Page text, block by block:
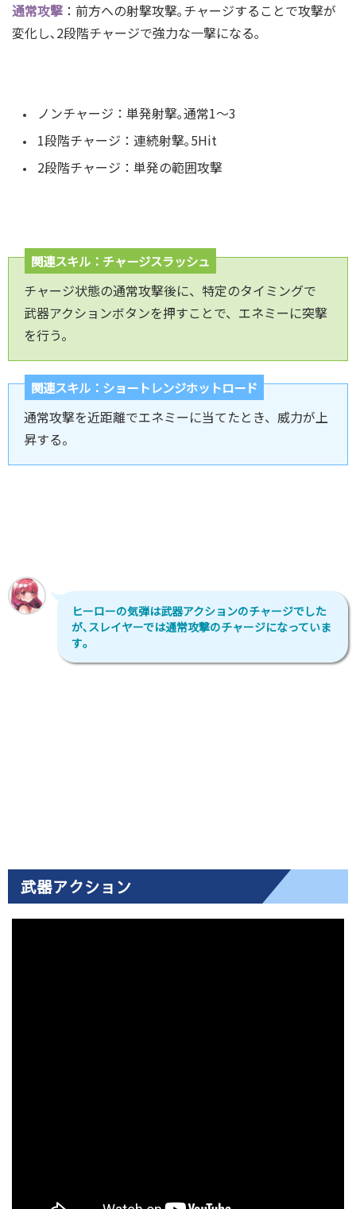
通常攻撃 ：前方への射撃攻撃｡チャージすることで攻撃が
変化し､2段階チャージで強力な一撃になる｡
ノンチャージ：単発射撃｡通常1～3
1段階チャージ：連続射撃｡5Hit
2段階チャージ：単発の範囲攻撃
関連スキル：チャージスラッシュ
チャージ状態の通常攻撃後に、特定のタイミングで
武器アクションボタンを押すことで、エネミーに突撃
を行う。
関連スキル：ショートレンジホットロード
通常攻撃を近距離でエネミーに当てたとき、威力が上
昇する。
ヒーローの気弾は武器アクションのチャージでした
が､スレイヤーでは通常攻撃のチャージになっていま
す｡
武器アクション